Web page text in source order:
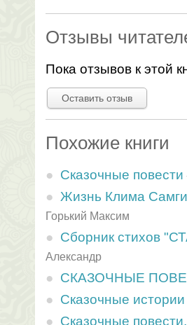
Отзывы
Пока отзывов к этой
Оставить отзыв
Похожие книги
Сказочные повести
Жизнь Клима
Горький Максим
Сборник стихов
Александр
СКАЗОЧНЫЕ
Сказочные
Сказочные